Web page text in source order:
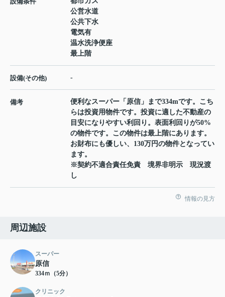
公営水道
公共下水
電気有
温水洗浄便座
最上階
設備(その他) -
備考
便利なスーパー「原信」まで334mです。こち
らは投資用物件です。投資に適した不動産の
目安になりやすい利回り。表面利回りが50%
の物件です。この物件は最上階にあります。
お財布にも優しい、130万円の物件となってい
ます。
※契約不適合責任免責 境界非明示 現況渡
し
情報の見方
周辺施設
スーパー
原信
334ｍ（5分）
クリニック